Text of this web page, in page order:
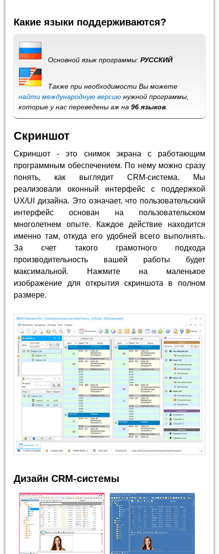
Какие языки поддерживаются?
Основной язык программы:РУССКИЙ
Также при необходимости Вы можете
найти международную версию нужной программы,
которые у нас переведены аж на96 языков
Скриншот
Скриншот - это снимок экрана с работающим
программным обеспечением. По нему можно сразу
понять, как выглядит CRM-система. Мы
реализовали оконный интерфейс с поддержкой
UX/UI дизайна. Это означает, что пользовательский
интерфейс основан на пользовательском
многолетнем опыте. Каждое действие находится
именно там, откуда его удобней всего выполнять.
За счет такого грамотного подхода
производительность вашей работы будет
максимальной. Нажмите на маленькое
изображение для открытия скриншота в полном
размере.
Дизайн CRM-системы